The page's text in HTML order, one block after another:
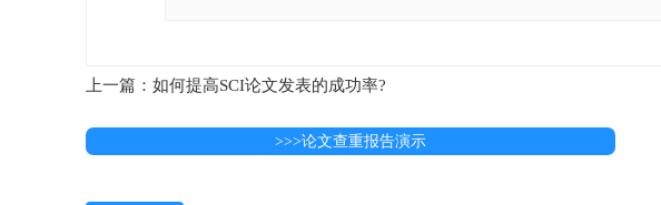
上一篇：如何提高SCI论文发表的成功率?
>>>论文查重报告演示